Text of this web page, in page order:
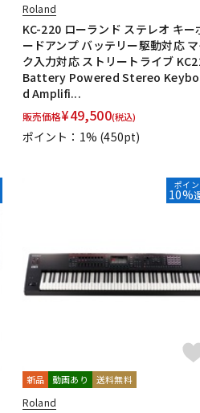
Roland
KC-220 ローランド ステレオ キー
ードアンプ バッテリー駆動対応 マ
ク入力対応 ストリートライブ
Battery Powered Stereo
d Amplifi...
販売価格¥49,500(税込)
ポイント：1% (450pt)
ポイ
10%
新品 動画あり 送料無料
Roland